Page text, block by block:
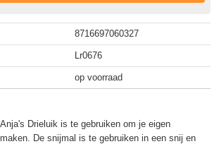
8716697060327
Lr0676
op voorraad
Drieluik is te gebruiken om je eigen
De snijmal is te gebruiken in een snij en